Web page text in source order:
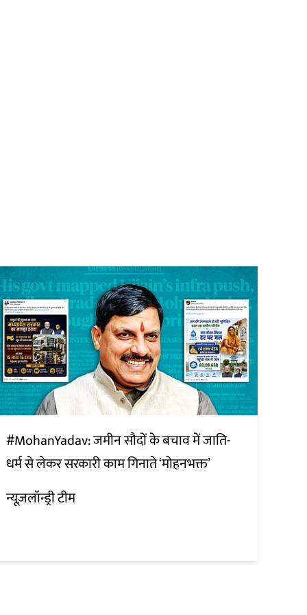
#MohanYadav: जमीन सौदों के बचाव में जाति-
धर्म से लेकर सरकारी काम गिनाते ‘मोहनभक्त’
न्यूज़लॉन्ड्री टीम